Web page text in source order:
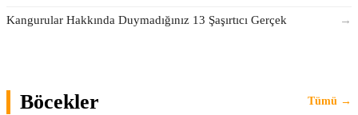
Kangurular Hakkında Duymadığınız 13 Şaşırtıcı Gerçek →
Böcekler Tümü →